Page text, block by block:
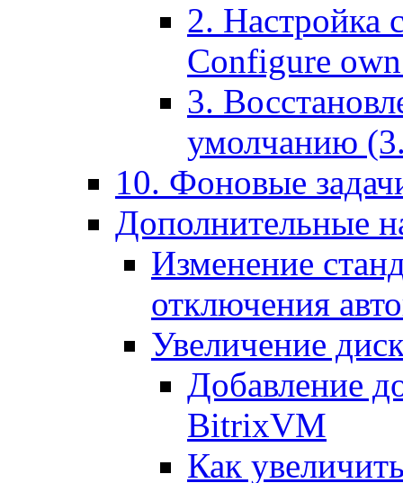
2. Настройка
Configure
3.
умолчанию
10. Фоновые
Дополнительные
Изменение
отключения
Увеличение
Добавление
BitrixVM
Как